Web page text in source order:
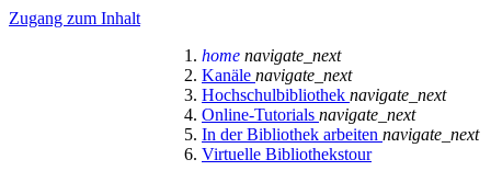
Zugang zum Inhalt
home navigate_next
Kanäle navigate_next
Hochschulbibliothek navigate_next
Online-Tutorials navigate_next
In der Bibliothek arbeiten navigate_next
Virtuelle Bibliothekstour